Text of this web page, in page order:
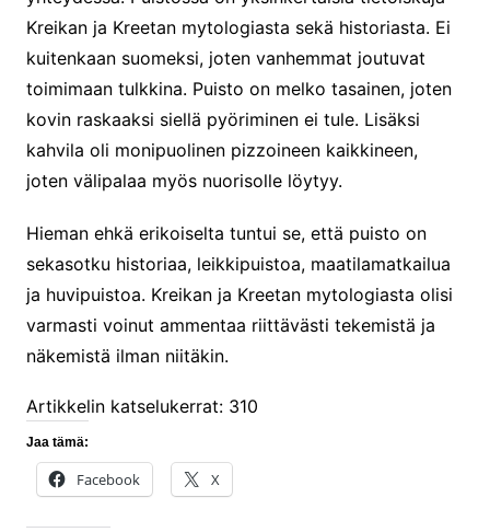
Kreikan ja Kreetan mytologiasta sekä historiasta. Ei
kuitenkaan suomeksi, joten vanhemmat joutuvat
toimimaan tulkkina. Puisto on melko tasainen, joten
kovin raskaaksi siellä pyöriminen ei tule. Lisäksi
kahvila oli monipuolinen pizzoineen kaikkineen,
joten välipalaa myös nuorisolle löytyy.
Hieman ehkä erikoiselta tuntui se, että puisto on
sekasotku historiaa, leikkipuistoa, maatilamatkailua
ja huvipuistoa. Kreikan ja Kreetan mytologiasta olisi
varmasti voinut ammentaa riittävästi tekemistä ja
näkemistä ilman niitäkin.
Artikkelin katselukerrat: 310
Jaa tämä:
Facebook X